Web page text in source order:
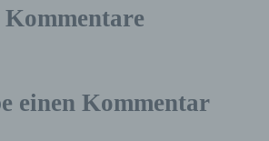
Kommentare
einen Kommentar